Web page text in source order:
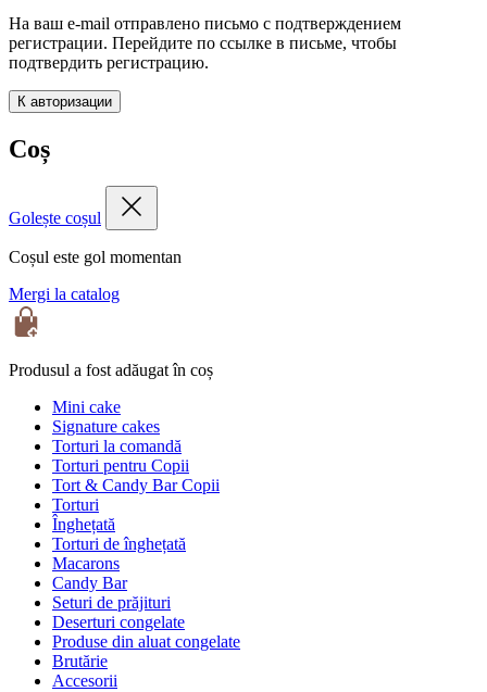
На ваш e-mail отправлено письмо с подтверждением
регистрации. Перейдите по ссылке в письме, чтобы
подтвердить регистрацию.
К авторизации
Coș
Golește coșul
Coșul este gol momentan
Mergi la catalog
Produsul a fost adăugat în coș
Mini cake
Signature cakes
Torturi la comandă
Torturi pentru Copii
Tort & Candy Bar Copii
Torturi
Înghețată
Torturi de înghețată
Macarons
Candy Bar
Seturi de prăjituri
Deserturi congelate
Produse din aluat congelate
Brutărie
Accesorii